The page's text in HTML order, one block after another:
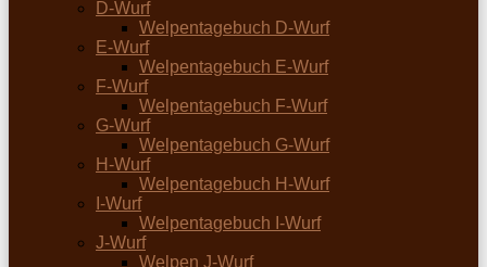
D-Wurf
Welpentagebuch D-Wurf
E-Wurf
Welpentagebuch E-Wurf
F-Wurf
Welpentagebuch F-Wurf
G-Wurf
Welpentagebuch G-Wurf
H-Wurf
Welpentagebuch H-Wurf
I-Wurf
Welpentagebuch I-Wurf
J-Wurf
Welpen J-Wurf